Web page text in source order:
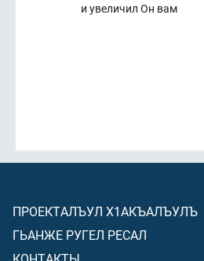
и увеличил Он вам
ПРОЕКТАЛЪУЛ Х1АКЪАЛЪУЛЪ
ГЬАНЖЕ РУГЕЛ РЕСАЛ